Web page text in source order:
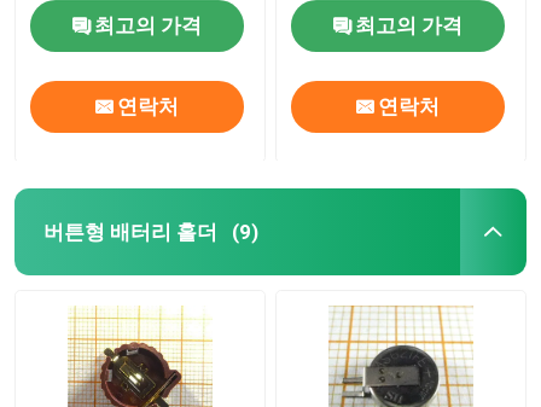
최고의 가격
연락처
최고의 가격
연락처
버튼형 배터리 홀더 (9)